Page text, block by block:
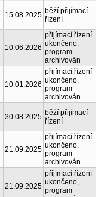
15.08.2025 běží přijímací
řízení
10.06.2026
přijímací řízení
ukončeno,
program
archivován
10.01.2026
přijímací řízení
ukončeno,
program
archivován
30.08.2025 běží přijímací
řízení
21.09.2025
přijímací řízení
ukončeno,
program
archivován
21.09.2025
přijímací řízení
ukončeno,
program